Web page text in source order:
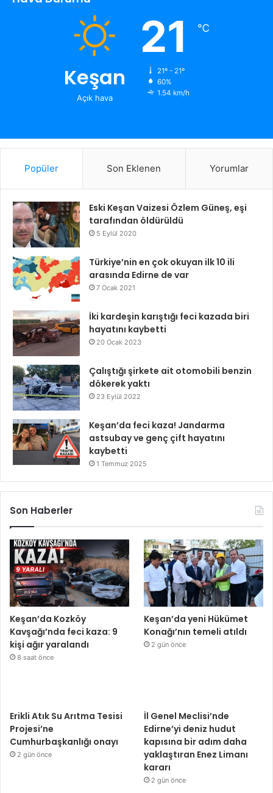
Keşan
Açık hava
21 ℃
21º - 21º
60%
1.54 km/h
Popüler Son Eklenen Yorumlar
Eski Keşan Vaizesi Özlem Güneş, eşi
tarafından öldürüldü
5 Eylül 2020
Türkiye’nin en çok okuyan ilk 10 ili
arasında Edirne de var
7 Ocak 2021
İki kardeşin karıştığı feci kazada biri
hayatını kaybetti
20 Ocak 2023
Çalıştığı şirkete ait otomobili benzin
dökerek yaktı
23 Eylül 2022
Keşan’da feci kaza! Jandarma
astsubay ve genç çift hayatını
kaybetti
1 Temmuz 2025
Son Haberler
Keşan’da Kozköy
Kavşağı’nda feci kaza: 9
kişi ağır yaralandı
8 saat önce
Keşan’da yeni Hükümet
Konağı’nın temeli atıldı
2 gün önce
Erikli Atık Su Arıtma Tesisi
Projesi’ne
Cumhurbaşkanlığı onayı
2 gün önce
İl Genel Meclisi’nde
Edirne’yi deniz hudut
kapısına bir adım daha
yaklaştıran Enez Limanı
kararı
2 gün önce